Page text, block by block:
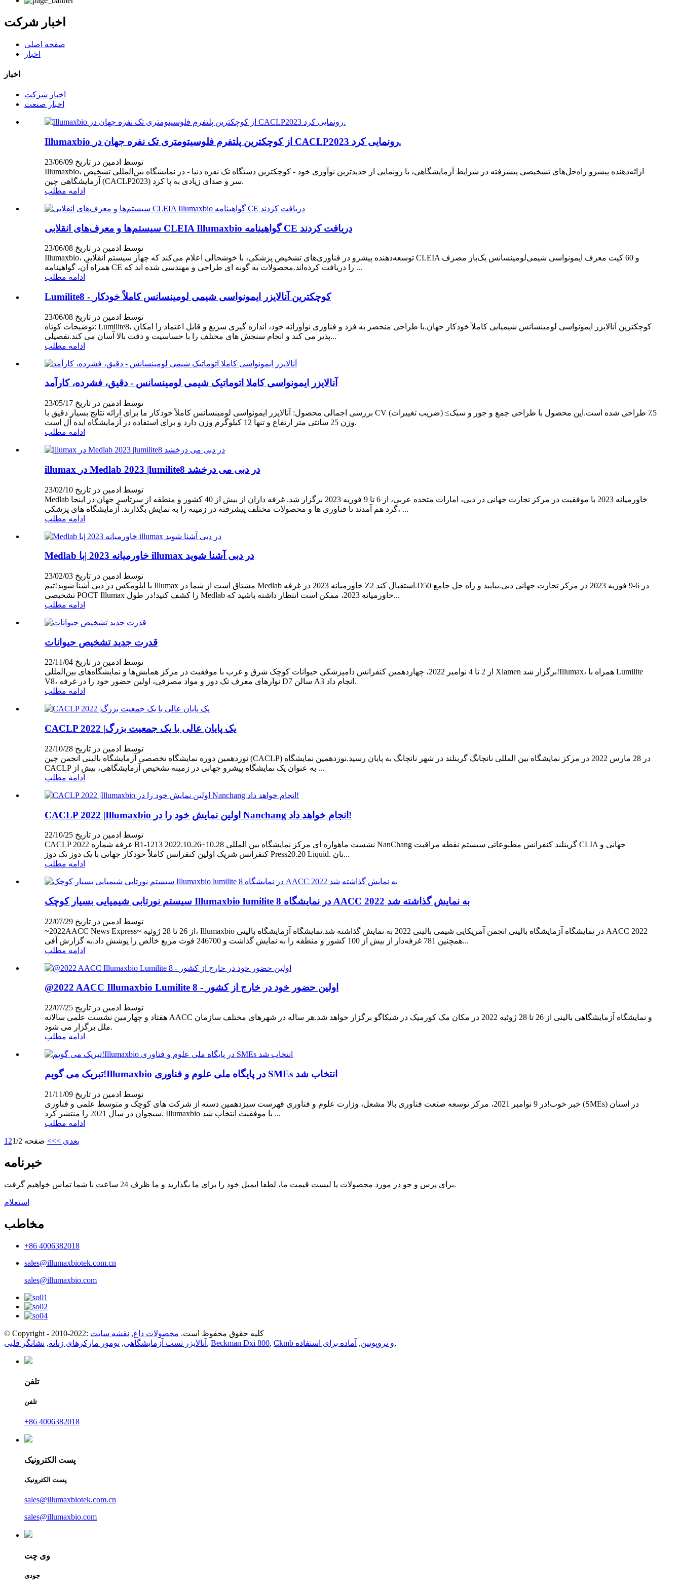
اخبار شرکت
صفحه اصلی
اخبار
اخبار
اخبار شرکت
اخبار صنعت
Illumaxbio از کوچکترین پلتفرم فلوسیتومتری تک نفره جهان در CACLP2023 رونمایی کرد.
توسط ادمین در تاریخ 23/06/09
Illumaxbio، ارائه‌دهنده پیشرو راه‌حل‌های تشخیصی پیشرفته در شرایط آزمایشگاهی، با رونمایی از جدیدترین نوآوری خود - کوچکترین دستگاه تک نفره دنیا - در نمایشگاه بین‌المللی تشخیص
آزمایشگاهی چین (CACLP2023) سر و صدای زیادی به پا کرد.
ادامه مطلب
سیستم‌ها و معرف‌های انقلابی CLEIA Illumaxbio گواهینامه CE دریافت کردند
توسط ادمین در تاریخ 23/06/08
Illumaxbio، توسعه‌دهنده پیشرو در فناوری‌های تشخیص پزشکی، با خوشحالی اعلام می‌کند که چهار سیستم انقلابی CLEIA و 60 کیت معرف ایمونواسی شیمی‌لومینسانس یک‌بار مصرف
همراه آن، گواهینامه CE را دریافت کرده‌اند.محصولات به گونه ای طراحی و مهندسی شده اند که ...
ادامه مطلب
Lumilite8 - کوچکترین آنالایزر ایمونواسی شیمی لومینسانس کاملاً خودکار
توسط ادمین در تاریخ 23/06/08
توضیحات کوتاه: Lumilite8، کوچکترین آنالایزر ایمونواسی لومینسانس شیمیایی کاملاً خودکار جهان.با طراحی منحصر به فرد و فناوری نوآورانه خود، اندازه گیری سریع و قابل اعتماد را امکان
پذیر می کند و انجام سنجش های مختلف را با حساسیت و دقت بالا آسان می کند.تفصیلی...
ادامه مطلب
آنالایزر ایمونواسی کاملا اتوماتیک شیمی لومینسانس - دقیق، فشرده، کارآمد
توسط ادمین در تاریخ 23/05/17
بررسی اجمالی محصول: آنالایزر ایمونواسی لومینسانس کاملاً خودکار ما برای ارائه نتایج بسیار دقیق با CV (ضریب تغییرات) ≤5٪ طراحی شده است.این محصول با طراحی جمع و جور و سبک
وزن 25 سانتی متر ارتفاع و تنها 12 کیلوگرم وزن دارد و برای استفاده در آزمایشگاه ایده آل است.
ادامه مطلب
illumax در Medlab 2023 |lumilite8 در دبی می درخشد
توسط ادمین در تاریخ 23/02/10
Medlab خاورمیانه 2023 با موفقیت در مرکز تجارت جهانی در دبی، امارات متحده عربی، از 6 تا 9 فوریه 2023 برگزار شد. غرفه داران از بیش از 40 کشور و منطقه از سرتاسر جهان در اینجا
گرد هم آمدند تا فناوری ها و محصولات مختلف پیشرفته در زمینه را به نمایش بگذارند. آزمایشگاه های پزشکی، ...
ادامه مطلب
Medlab خاورمیانه 2023 |با illumax در دبی آشنا شوید
توسط ادمین در تاریخ 23/02/03
با ایلومکس در دبی آشنا شوید!تیم Illumax مشتاق است از شما در Medlab خاورمیانه 2023 در غرفه Z2 استقبال کند.D50 در 6-9 فوریه 2023 در مرکز تجارت جهانی دبی.بیایید و راه حل جامع
تشخیصی POCT Illumax را کشف کنید!در طول Medlab خاورمیانه 2023، ممکن است انتظار داشته باشید که...
ادامه مطلب
قدرت جدید تشخیص حیوانات
توسط ادمین در تاریخ 22/11/04
از 2 تا 4 نوامبر 2022، چهاردهمین کنفرانس دامپزشکی حیوانات کوچک شرق و غرب با موفقیت در مرکز همایش‌ها و نمایشگاه‌های بین‌المللی Xiamen برگزار شد!Illumax، همراه با Lumilite
V8، نوارهای معرف تک دوز و مواد مصرفی، اولین حضور خود را در غرفه D7 سالن A3 انجام داد.
ادامه مطلب
CACLP 2022 |یک پایان عالی با یک جمعیت بزرگ
توسط ادمین در تاریخ 22/10/28
نوزدهمین دوره نمایشگاه تخصصی آزمایشگاه بالینی انجمن چین (CACLP) در 28 مارس 2022 در مرکز نمایشگاه بین المللی نانچانگ گرینلند در شهر نانچانگ به پایان رسید.نوزدهمین نمایشگاه
CACLP به عنوان یک نمایشگاه پیشرو جهانی در زمینه تشخیص آزمایشگاهی، بیش از ...
ادامه مطلب
CACLP 2022 |Illumaxbio اولین نمایش خود را در Nanchang انجام خواهد داد!
توسط ادمین در تاریخ 22/10/25
CACLP 2022 غرفه شماره B1-1213 2022.10.26~10.28 نشست ماهواره ای مرکز نمایشگاه بین المللی NanChang گرینلند کنفرانس مطبوعاتی سیستم نقطه مراقبت CLIA جهانی و
کنفرانس شریک اولین کنفرانس کاملاً خودکار جهانی با یک دوز تک دوز Press20.20 Liquid. نان...
ادامه مطلب
سیستم نورتابی شیمیایی بسیار کوچک Illumaxbio lumilite 8 در نمایشگاه AACC 2022 به نمایش گذاشته شد
توسط ادمین در تاریخ 22/07/29
~2022AACC News Express~ از 26 تا 28 ژوئیه، Illumaxbio در نمایشگاه آزمایشگاه بالینی انجمن آمریکایی شیمی بالینی 2022 به نمایش گذاشته شد.نمایشگاه آزمایشگاه بالینی AACC 2022
همچنین 781 غرفه‌دار از بیش از 100 کشور و منطقه را به نمایش گذاشت و 246700 فوت مربع خالص را پوشش داد.به گزارش آفی...
ادامه مطلب
@2022 AACC Illumaxbio Lumilite 8 - اولین حضور خود در خارج از کشور
توسط ادمین در تاریخ 22/07/25
هفتاد و چهارمین نشست علمی سالانه AACC و نمایشگاه آزمایشگاهی بالینی از 26 تا 28 ژوئیه 2022 در مکان مک کورمیک در شیکاگو برگزار خواهد شد.هر ساله در شهرهای مختلف سازمان
ملل برگزار می شود.
ادامه مطلب
تبریک می گویم!Illumaxbio در پایگاه ملی علوم و فناوری SMEs انتخاب شد
توسط ادمین در تاریخ 21/11/09
خبر خوب!در 9 نوامبر 2021، مرکز توسعه صنعت فناوری بالا مشعل، وزارت علوم و فناوری فهرست سیزدهمین دسته از شرکت های کوچک و متوسط ​​علمی و فناوری (SMEs) در استان
سیچوان در سال 2021 را منتشر کرد. Illumaxbio با موفقیت انتخاب شد ...
ادامه مطلب
1 2 بعدی >>> صفحه 1/2
خبرنامه
برای پرس و جو در مورد محصولات یا لیست قیمت ما، لطفا ایمیل خود را برای ما بگذارید و ما ظرف 24 ساعت با شما تماس خواهیم گرفت.
استعلام
مخاطب
+86 4006382018
sales@illumaxbiotek.com.cn
sales@illumaxbio.com
© Copyright - 2010-2022: کلیه حقوق محفوظ است. محصولات داغ, نقشه سایت
آنالایزر تست آزمایشگاهی, تومور مارکرهای زنانه, نشانگر قلبی , Beckman Dxi 800, Ckmb و تروپونین, آماده برای استفاده ,
تلفن
تلفن
+86 4006382018
پست الکترونیک
پست الکترونیک
sales@illumaxbiotek.com.cn
sales@illumaxbio.com
وی چت
جودی